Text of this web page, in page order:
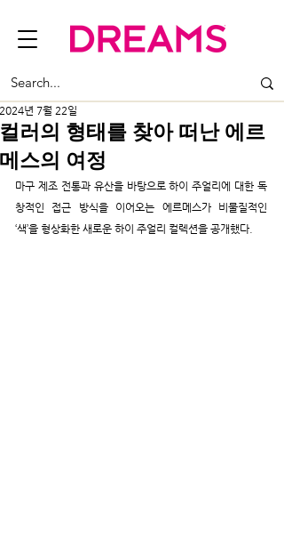
컬러의 형태를 찾아 떠난 에르
메스의 여정
2024년 7월 22일
마구 제조 전통과 유산을 바탕으로 하이 주얼리에 대한 독
창적인 접근 방식을 이어오는 에르메스가 비물질적인
‘색’을 형상화한 새로운 하이 주얼리 컬렉션을 공개했다.